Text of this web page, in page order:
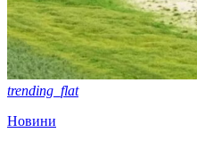
trending_flat
Новини